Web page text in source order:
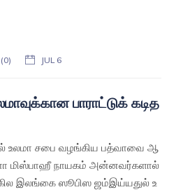
JUL 6
பாராட்டுக் கடித
உலமா சபை வழங்கிய பத்வாவை ஆ
மிஸ்பாஹீ நாயகம் அன்னவர்களால்
இலங்கை ஸூபிஸ ஜம்இய்யதுல் உ